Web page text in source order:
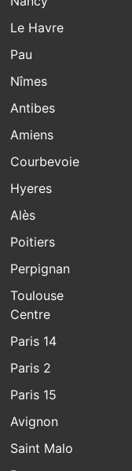
Le Havre
Pau
Nîmes
Antibes
Amiens
Courbevoie
Hyeres
Alès
Poitiers
Perpignan
Toulouse
Centre
Paris 14
Paris 2
Paris 15
Avignon
Saint Malo